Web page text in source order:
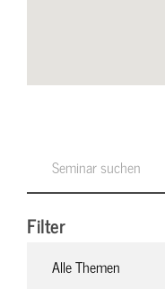
Filter
Alle Themen